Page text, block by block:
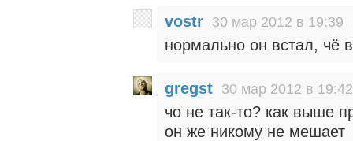
vostr 30 мар 2012 в 19:39
нормально он встал, чё
gregst 30 мар 2012 в 19:42
чо не так-то? как выше
он же никому не мешает